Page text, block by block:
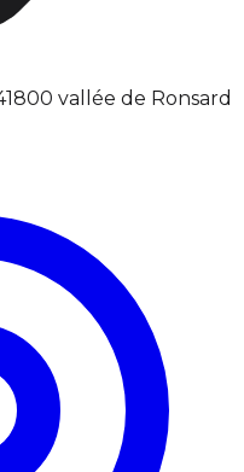
vallée de Ronsard